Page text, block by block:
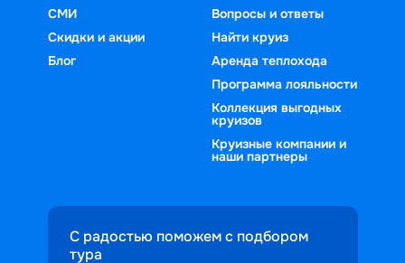
СМИ
Скидки и акции
Блог
Вопросы и ответы
Найти круиз
Аренда теплохода
Программа лояльности
Коллекция выгодных
круизов
Круизные компании и
наши партнеры
С радостью поможем с подбором
тура